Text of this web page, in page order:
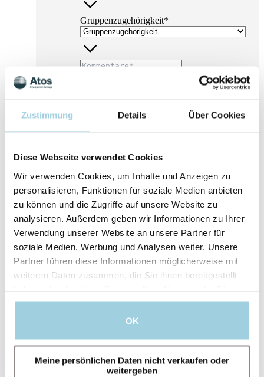
Zustimmung Details Über Cookies
Diese Webseite verwendet Cookies
Wir verwenden Cookies, um Inhalte und Anzeigen zu
personalisieren, Funktionen für soziale Medien anbieten
zu können und die Zugriffe auf unsere Website zu
analysieren. Außerdem geben wir Informationen zu Ihrer
Verwendung unserer Website an unsere Partner für
soziale Medien, Werbung und Analysen weiter. Unsere
Partner führen diese Informationen möglicherweise mit
weiteren Daten zusammen, die Sie ihnen bereitgestellt
gesammelt haben.
OK
Meine persönlichen Daten nicht verkaufen oder
weitergeben
Gruppenzugehörigkeit*
Werbezwecken, für Angebote, Einladungen zu
Produkten und Dienstleistungen verarbeiten
Für weitere Informationen lesen Sie bitte die
Einwilligungserklärung zum Datenschutz.